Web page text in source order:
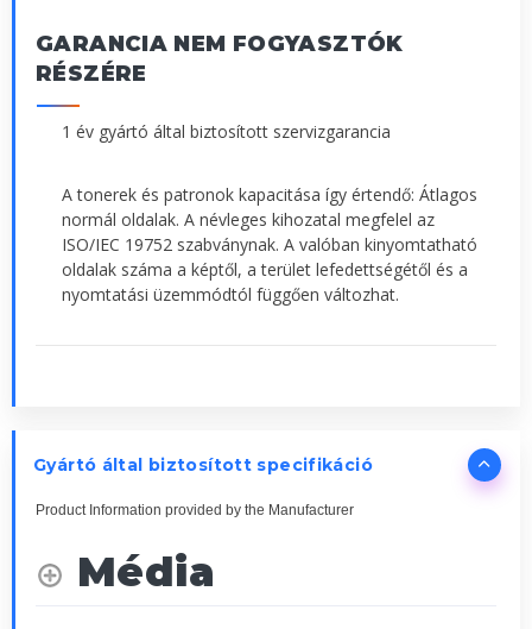
GARANCIA NEM FOGYASZTÓK
RÉSZÉRE
1 év gyártó által biztosított szervizgarancia
A tonerek és patronok kapacitása így értendő: Átlagos
normál oldalak. A névleges kihozatal megfelel az
ISO/IEC 19752 szabványnak. A valóban kinyomtatható
oldalak száma a képtől, a terület lefedettségétől és a
nyomtatási üzemmódtól függően változhat.
Gyártó által biztosított specifikáció
Product Information provided by the Manufacturer
Média